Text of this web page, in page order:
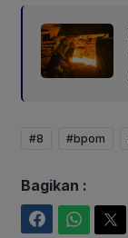
#8 #bpom
Bagikan :